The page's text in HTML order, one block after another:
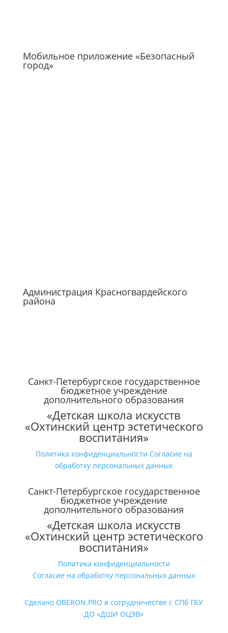
Мобильное приложение «Безопасный
город»
Администрация Красногвардейского
района
Санкт-Петербургское государственное
бюджетное учреждение
дополнительного образования
«Детская школа искусств
«Охтинский центр эстетического
воспитания»
Политика конфиденциальности Согласие на
обработку персональных данных
Санкт-Петербургское государственное
бюджетное учреждение
дополнительного образования
«Детская школа искусств
«Охтинский центр эстетического
воспитания»
Политика конфиденциальности
Согласие на обработку персональных данных
Сделано OBERON.PRO в сотрудничестве с СПб ГБУ
ДО «ДШИ ОЦЭВ»